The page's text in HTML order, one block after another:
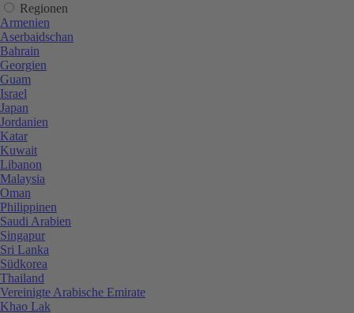
Regionen
Armenien
Aserbaidschan
Bahrain
Georgien
Guam
Israel
Japan
Jordanien
Katar
Kuwait
Libanon
Malaysia
Oman
Philippinen
Saudi Arabien
Singapur
Sri Lanka
Südkorea
Thailand
Vereinigte Arabische Emirate
Khao Lak